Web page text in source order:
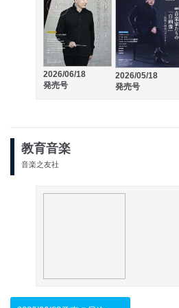
2026/06/18
発売号
2026/05/18
発売号
教育音楽
音楽之友社